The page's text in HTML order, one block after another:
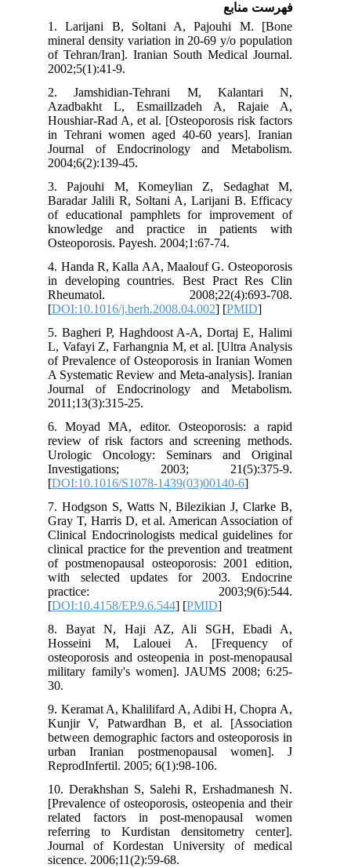
فهرست منابع
1. Larijani B, Soltani A, Pajouhi M. [Bone
mineral density variation in 20-69 y/o population
of Tehran/Iran]. Iranian South Medical Journal.
2002;5(1):41-9.
2. Jamshidian-Tehrani M, Kalantari N,
Azadbakht L, Esmaillzadeh A, Rajaie A,
Houshiar-Rad A, et al. [Osteoporosis risk factors
in Tehrani women aged 40-60 years]. Iranian
Journal of Endocrinology and Metabolism.
2004;6(2):139-45.
3. Pajouhi M, Komeylian Z, Sedaghat M,
Baradar Jalili R, Soltani A, Larijani B. Efficacy
of educational pamphlets for improvement of
knowledge and practice in patients with
Osteoporosis. Payesh. 2004;1:67-74.
4. Handa R, Kalla AA, Maalouf G. Osteoporosis
in developing countries. Best Pract Res Clin
Rheumatol. 2008;22(4):693-708.
[DOI:10.1016/j.berh.2008.04.002] [PMID
5. Bagheri P, Haghdoost A-A, Dortaj E, Halimi
L, Vafayi Z, Farhangnia M, et al. [Ultra Analysis
of Prevalence of Osteoporosis in Iranian Women
A Systematic Review and Meta-analysis]. Iranian
Journal of Endocrinology and Metabolism.
2011;13(3):315-25.
6. Moyad MA, editor. Osteoporosis: a rapid
review of risk factors and screening methods.
Urologic Oncology: Seminars and Original
Investigations; 2003; 21(5):375-9.
[DOI:10.1016/S1078-1439(03)00140-6
7. Hodgson S, Watts N, Bilezikian J, Clarke B,
Gray T, Harris D, et al. American Association of
Clinical Endocrinologists medical guidelines for
clinical practice for the prevention and treatment
of postmenopausal osteoporosis: 2001 edition,
with selected updates for 2003. Endocrine
practice: 2003;9(6):544.
[DOI:10.4158/EP.9.6.544] [PMID
8. Bayat N, Haji AZ, Ali SGH, Ebadi A,
Hosseini M, Lalouei A. [Frequency of
osteoporosis and osteopenia in post-menopausal
military family's women]. JAUMS 2008; 6:25-
30.
9. Keramat A, Khalilifard A, Adibi H, Chopra A,
Kunjir V, Patwardhan B, et al. [Association
between demographic factors and osteoporosis in
urban Iranian postmenopausal women]. J
ReprodInfertil. 2005; 6(1):98-106.
10. Derakhshan S, Salehi R, Ershadmanesh N.
[Prevalence of osteoporosis, osteopenia and their
related factors in post-menopausal women
referring to Kurdistan densitometry center].
Journal of Kordestan University of medical
sicence. 2006;11(2):59-68.